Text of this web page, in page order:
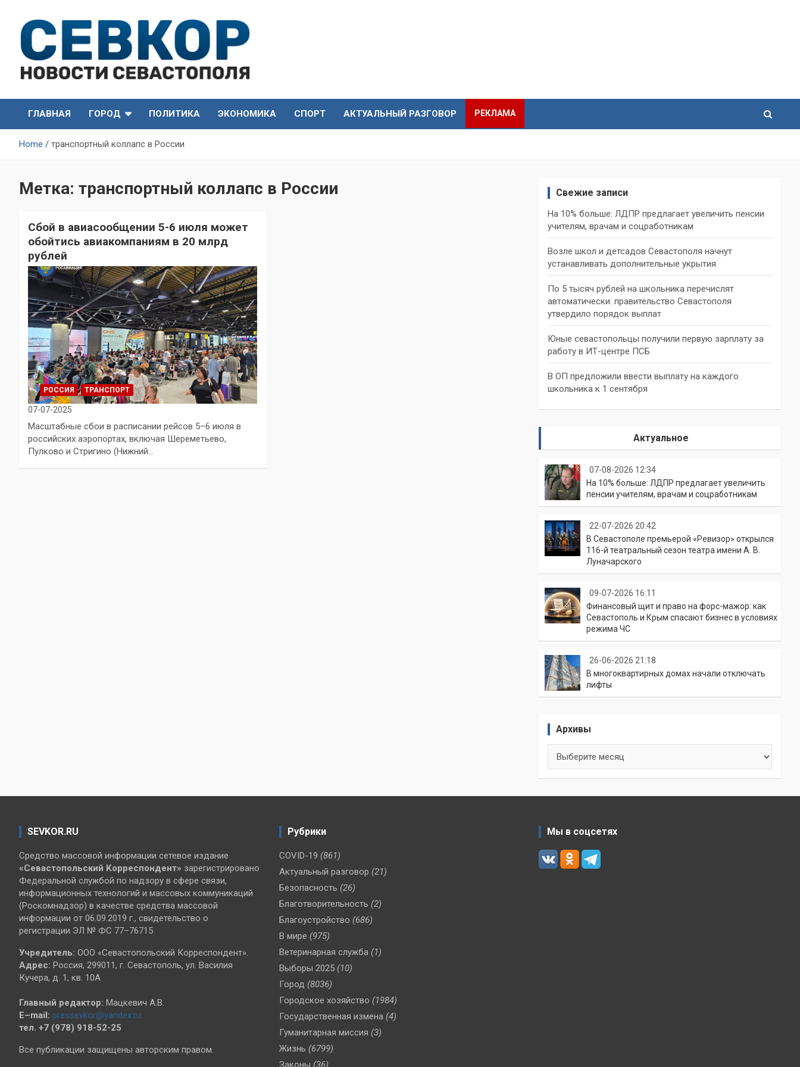
content
СевКор — Новости
Севастополя
Севастополя
ГЛАВНАЯ
ГОРОД ПОЛИТИКА ЭКОНОМИКА СПОРТ АКТУАЛЬНЫЙ РАЗГОВОР РЕКЛАМА
Home транспортный коллапс в России
Метка: транспортный коллапс в России
Сбой в авиасообщении 5-6 июля может
обойтись авиакомпаниям в 20 млрд
рублей
РОССИЯ ТРАНСПОРТ
07-07-2025
Масштабные сбои в расписании рейсов 5–6 июля в
российских аэропортах, включая Шереметьево,
Пулково и Стригино (Нижний…
Свежие записи
На 10% больше: ЛДПР предлагает увеличить пенсии
учителям, врачам и соцработникам
Возле школ и детсадов Севастополя начнут
устанавливать дополнительные укрытия
По 5 тысяч рублей на школьника перечислят
автоматически: правительство Севастополя
утвердило порядок выплат
Юные севастопольцы получили первую зарплату за
работу в ИТ-центре ПСБ
В ОП предложили ввести выплату на каждого
школьника к 1 сентября
Актуальное
07-08-2026 12:34
На 10% больше: ЛДПР предлагает увеличить
пенсии учителям, врачам и соцработникам
22-07-2026 20:42
В Севастополе премьерой «Ревизор» открылся
116-й театральный сезон театра имени А. В.
Луначарского
09-07-2026 16:11
Финансовый щит и право на форс-мажор: как
Севастополь и Крым спасают бизнес в условиях
режима ЧС
26-06-2026 21:18
В многоквартирных домах начали отключать
лифты
Архивы
SEVKOR.RU
Средство массовой информации сетевое издание
«Севастопольский Корреспондент» зарегистрировано
Федеральной службой по надзору в сфере связи,
информационных технологий и массовых коммуникаций
(Роскомнадзор) в качестве средства массовой
информации от 06.09.2019 г., свидетельство о
регистрации ЭЛ № ФС 77–76715
Учредитель: ООО «Севастопольский Корреспондент».
Адрес: Россия, 299011, г. Севастополь, ул. Василия
Кучера, д. 1, кв. 10А
Главный редактор: Мацкевич А.В.
E–mail: pressevkor@yandex.ru
тел. +7 (978) 918-52-25
Все публикации защищены авторским правом.
Рубрики
COVID-19 (861)
Актуальный разговор (21)
Безопасность (26)
Благотворительность (2)
Благоустройство (686)
В мире (975)
Ветеринарная служба (1)
Выборы 2025 (10)
Город (8036)
Городское хозяйство (1984)
Государственная измена (4)
Гуманитарная миссия (3)
Жизнь (6799)
Законы (36)
Мы в соцсетях